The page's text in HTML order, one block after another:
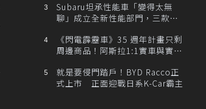
Subaru坦承性能車「變得太無
聊」成立全新性能部門，三款手
《閃電霹靂車》35 週年計畫只剩
周邊商品！阿斯拉1:1實車與實體
就是要侵門踏戶！BYD Racco正
式上市 正面迎戰日系K-Car霸主